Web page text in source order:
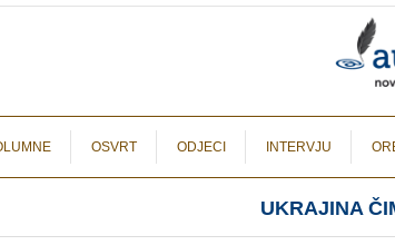
OSVRT ODJECI INTERVJU
UKRAJINA